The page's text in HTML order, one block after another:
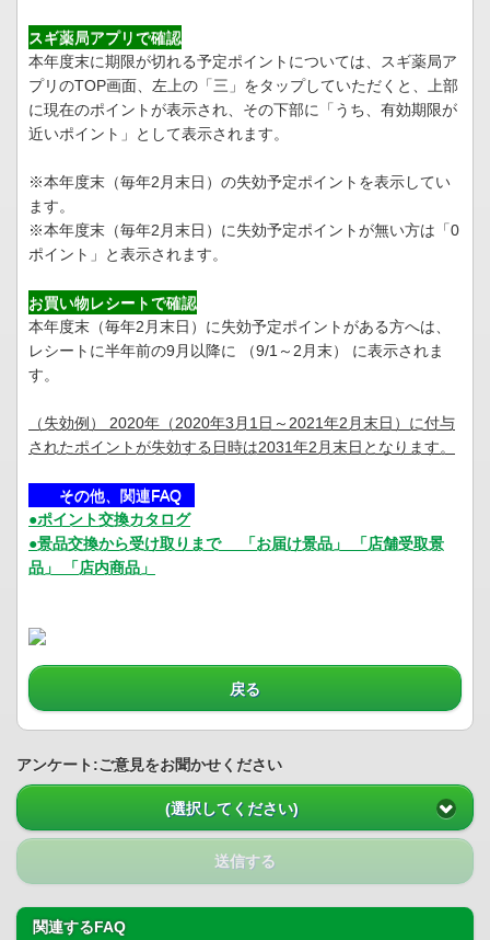
スギ薬局アプリで確認
本年度末に期限が切れる予定ポイントについては、スギ薬局ア
プリのTOP画面、左上の「三」をタップしていただくと、上部
に現在のポイントが表示され、その下部に「うち、有効期限が
近いポイント」として表示されます。
※本年度末（毎年2月末日）の失効予定ポイントを表示してい
ます。
※本年度末（毎年2月末日）に失効予定ポイントが無い方は「0
ポイント」と表示されます。
お買い物レシートで確認
本年度末（毎年2月末日）に失効予定ポイントがある方へは、
レシートに半年前の9月以降に （9/1～2月末） に表示されま
す。
（失効例） 2020年（2020年3月1日～2021年2月末日）に付与
されたポイントが失効する日時は2031年2月末日となります。
その他、関連FAQ
●ポイント交換カタログ
●景品交換から受け取りまで 「お届け景品」 「店舗受取景
品」 「店内商品」
戻る
アンケート:ご意見をお聞かせください
(選択してください)
送信する
関連するFAQ